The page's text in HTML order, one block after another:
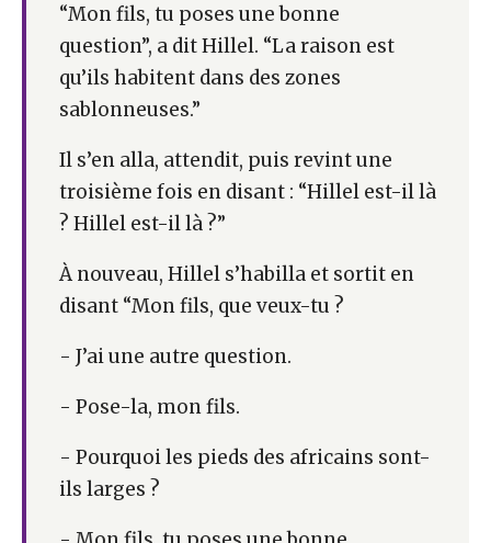
“Mon fils, tu poses une bonne
question”, a dit Hillel. “La raison est
qu’ils habitent dans des zones
sablonneuses.”
Il s’en alla, attendit, puis revint une
troisième fois en disant : “Hillel est-il là
? Hillel est-il là ?”
À nouveau, Hillel s’habilla et sortit en
disant “Mon fils, que veux-tu ?
- J’ai une autre question.
- Pose-la, mon fils.
- Pourquoi les pieds des africains sont-
ils larges ?